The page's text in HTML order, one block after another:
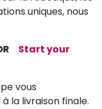
uniques, nous
Start your
vous
la livraison finale.